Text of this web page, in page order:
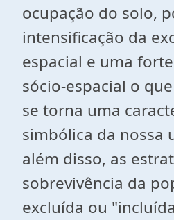
ocupação do solo,
intensificação da
espacial e uma
sócio-espacial o
se torna uma
simbólica da nossa
além disso, as
sobrevivência da
excluída ou "incluída